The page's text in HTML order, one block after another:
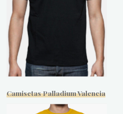
Camisetas Palladium Valencia